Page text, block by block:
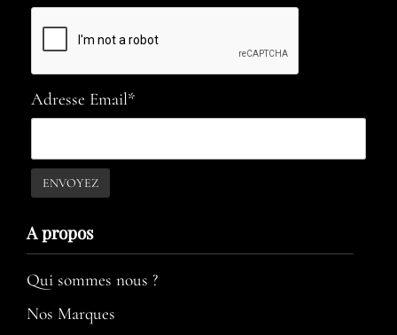
Adresse Email*
A propos​
Qui sommes nous ?
Nos Marques